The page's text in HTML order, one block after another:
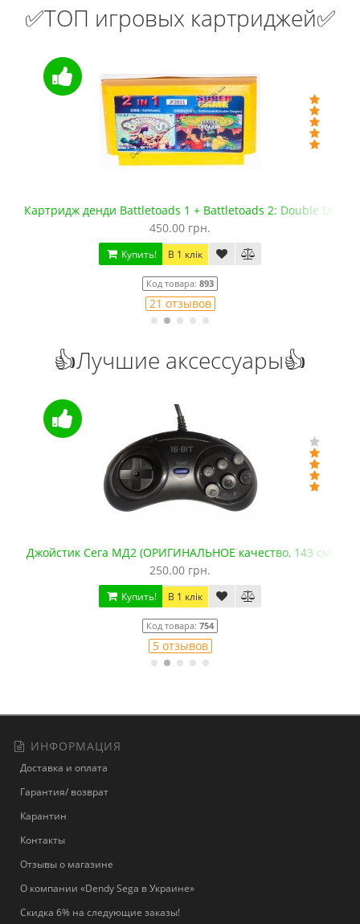
✅ТОП игровых картриджей✅
Картридж денди Battletoads 1 + Battletoads 2: Double
450.00 грн.
Купить! В 1 клік
Код товара: 893
21 отзывов
👍Лучшие аксессуары👍
Джойстик Сега МД2 (ОРИГИНАЛЬНОЕ качество, 143 см)
250.00 грн.
Купить! В 1 клік
Код товара: 754
5 отзывов
ИНФОРМАЦИЯ
Доставка и оплата
Гарантия/ возврат
Карантин
Контакты
Отзывы о магазине
О компании «Dendy Sega в Украине»
Скидка 6% на следующие заказы!